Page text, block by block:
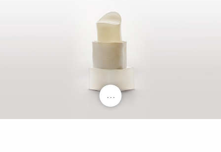
. . .